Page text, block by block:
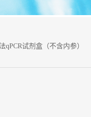
qPCR试剂盒（不含内参）